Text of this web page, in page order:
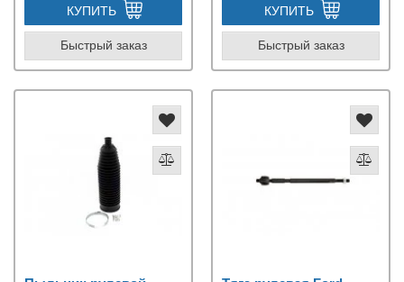
КУПИТЬ
Быстрый заказ
КУПИТЬ
Быстрый заказ